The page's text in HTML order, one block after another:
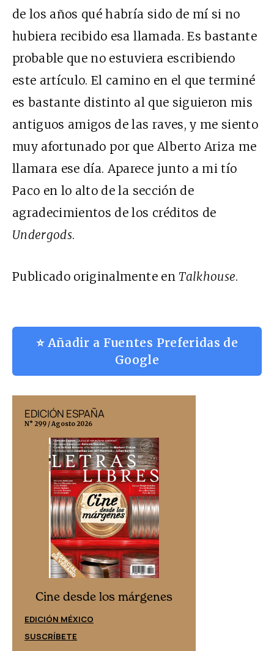
de los años qué habría sido de mí si no
hubiera recibido esa llamada. Es bastante
probable que no estuviera escribiendo
este artículo. El camino en el que terminé
es bastante distinto al que siguieron mis
antiguos amigos de las raves, y me siento
muy afortunado por que Alberto Ariza me
llamara ese día. Aparece junto a mi tío
Paco en lo alto de la sección de
agradecimientos de los créditos de
Undergods.
Publicado originalmente enTalkhouse.
⭐ Añadir a Fuentes Preferidas de
Google
EDICIÓN ESPAÑA
N° 299 / Agosto 2026
Cine desde los márgenes
EDICIÓN MÉXICO
SUSCRÍBETE